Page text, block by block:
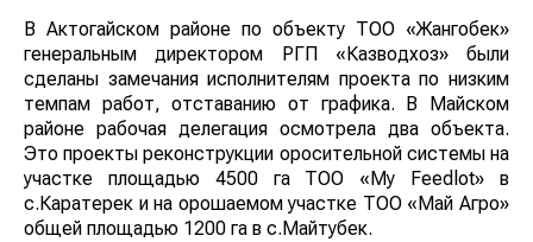
В Актогайском районе по объекту ТОО «Жангобек»
генеральным директором РГП «Казводхоз» были
сделаны замечания исполнителям проекта по низким
темпам работ, отставанию от графика. В Майском
районе рабочая делегация осмотрела два объекта.
Это проекты реконструкции оросительной системы на
участке площадью 4500 га ТОО «Му Feedlot» в
с.Каратерек и на орошаемом участке ТОО «Май Агро»
общей площадью 1200 га в с.Майтубек.